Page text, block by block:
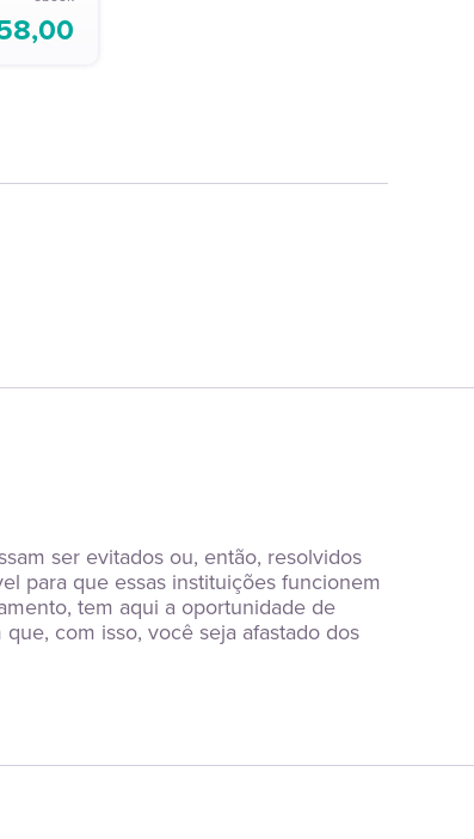
ser evitados ou, então, resolvidos
para que essas instituições funcionem
tem aqui a oportunidade de
com isso, você seja afastado dos